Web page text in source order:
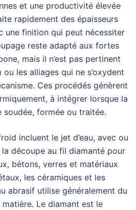
et une productivité élevée
rapidement des épaisseurs
une finition qui peut nécessiter
reste adapté aux fortes
mais il n’est pas pertinent
ou les alliages qui ne s’oxydent
Ces procédés génèrent
à intégrer lorsque la
formée ou traitée.
incluent le jet d’eau, avec ou
la découpe au fil diamanté pour
bétons, verres et matériaux
les céramiques et les
abrasif utilise généralement du
Le diamant est le